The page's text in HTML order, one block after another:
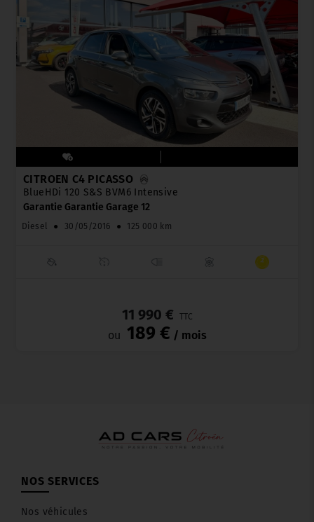
CITROËN C4 PICASSO
BlueHDi 120 S&S BVM6 Intensive
Garantie Garantie Garage 12
Diesel ● 30/05/2016 ● 125 000 km
11 990 € TTC
ou 189 € / mois
NOS SERVICES
Nos véhicules